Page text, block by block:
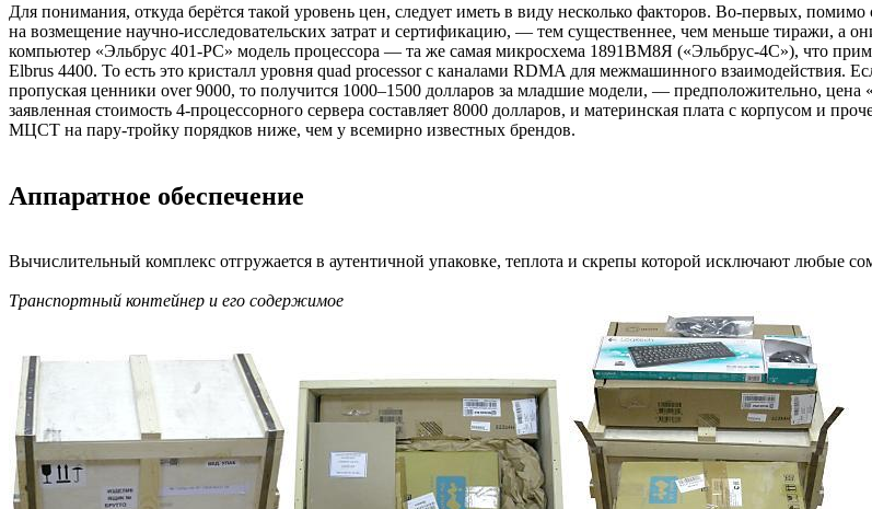
Для понимания, откуда берётся такой уровень цен, следует иметь в виду несколько факторов. Во‑первых,
на возмещение научно-исследовательских затрат и сертификацию, — тем существеннее, чем меньше тиражи, а
компьютер «Эльбрус 401‑PC» модель процессора — та же самая микросхема 1891ВМ8Я («Эльбрус‑4С»), что
Elbrus 4400. То есть это кристалл уровня quad processor с каналами RDMA для межмашинного взаимодействия.
пропуская ценники over 9000, то получится 1000–1500 долларов за младшие модели, — предположительно, цена
заявленная стоимость 4‑процессорного сервера составляет 8000 долларов, и материнская плата с корпусом и
МЦСТ на пару-тройку порядков ниже, чем у всемирно известных брендов.
Аппаратное обеспечение
Вычислительный комплекс отгружается в аутентичной упаковке, теплота и скрепы которой исключают любые
Транспортный контейнер и его содержимое